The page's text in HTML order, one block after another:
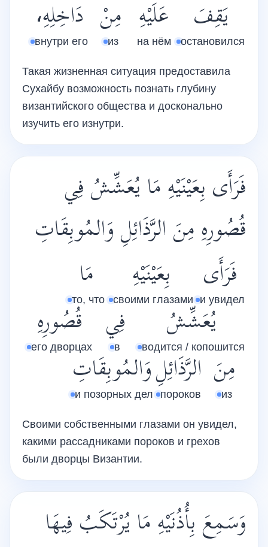
يَقِفَ
остановился
عَلَيْهِ
на нём
مِنْ
из
دَاخِلِهِ،
внутри его
Такая жизненная ситуация предоставила
Сухайбу возможность познать глубину
византийского общества и досконально
изучить его изнутри.
فَرَأَى بِعَيْنَيْهِ مَا يُعَشِّشُ فِي
قُصُورِهِ مِنَ الرَّذَائِلِ وَالمُوبِقَاتِ
فَرَأَى
и увидел
بِعَيْنَيْهِ
своими глазами
مَا
то, что
يُعَشِّشُ
водится / копошится
فِي
в
قُصُورِهِ
его дворцах
مِنَ
из
الرَّذَائِلِ
пороков
وَالمُوبِقَاتِ
и позорных дел
Своими собственными глазами он увидел,
какими рассадниками пороков и грехов
были дворцы Византии.
وَسَمِعَ بِأُذُنَيْهِ مَا يُرْتَكَبُ فِيهَا